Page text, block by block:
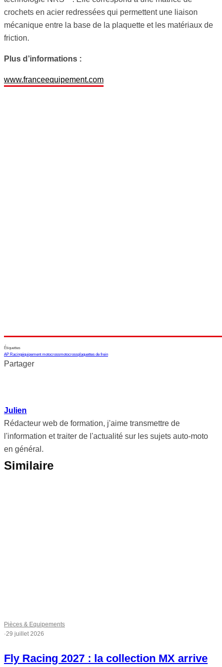
crochets en acier redressées qui permettent une liaison
mécanique entre la base de la plaquette et les matériaux de
friction.
Plus d’informations :
www.franceequipement.com
Étiquettes
AP Racingéquipement motocrossmotocrossplaquettes de frein
Partager
Julien
Rédacteur web de formation, j'aime transmettre de
l'information et traiter de l'actualité sur les sujets auto-moto
en général.
Similaire
Pièces & Equipements
·29 juillet 2026
Fly Racing 2027 : la collection MX arrive